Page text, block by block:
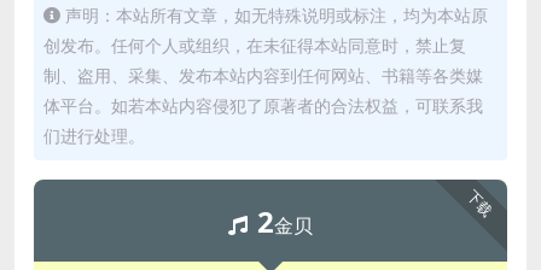
声明：本站所有文章，如无特殊说明或标注，均为本站原
创发布。任何个人或组织，在未征得本站同意时，禁止复
制、盗用、采集、发布本站内容到任何网站、书籍等各类媒
体平台。如若本站内容侵犯了原著者的合法权益，可联系我
们进行处理。
下载
2金贝